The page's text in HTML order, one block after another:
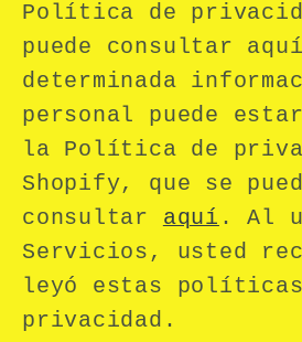
Política de
puede consultar
determinada
personal puede
la Política de
Shopify, que se
consultaraquí. Al
Servicios, usted
leyó estas
privacidad.